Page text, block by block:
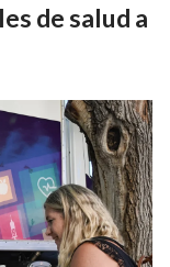
de salud a